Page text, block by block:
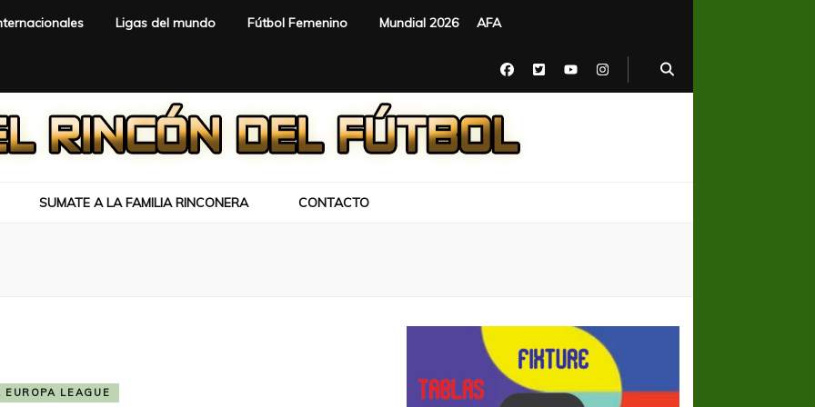
Ligas del mundo Fútbol Femenino Mundial 2026 AFA
SUMATE A LA FAMILIA RINCONERA CONTACTO
EUROPA LEAGUE